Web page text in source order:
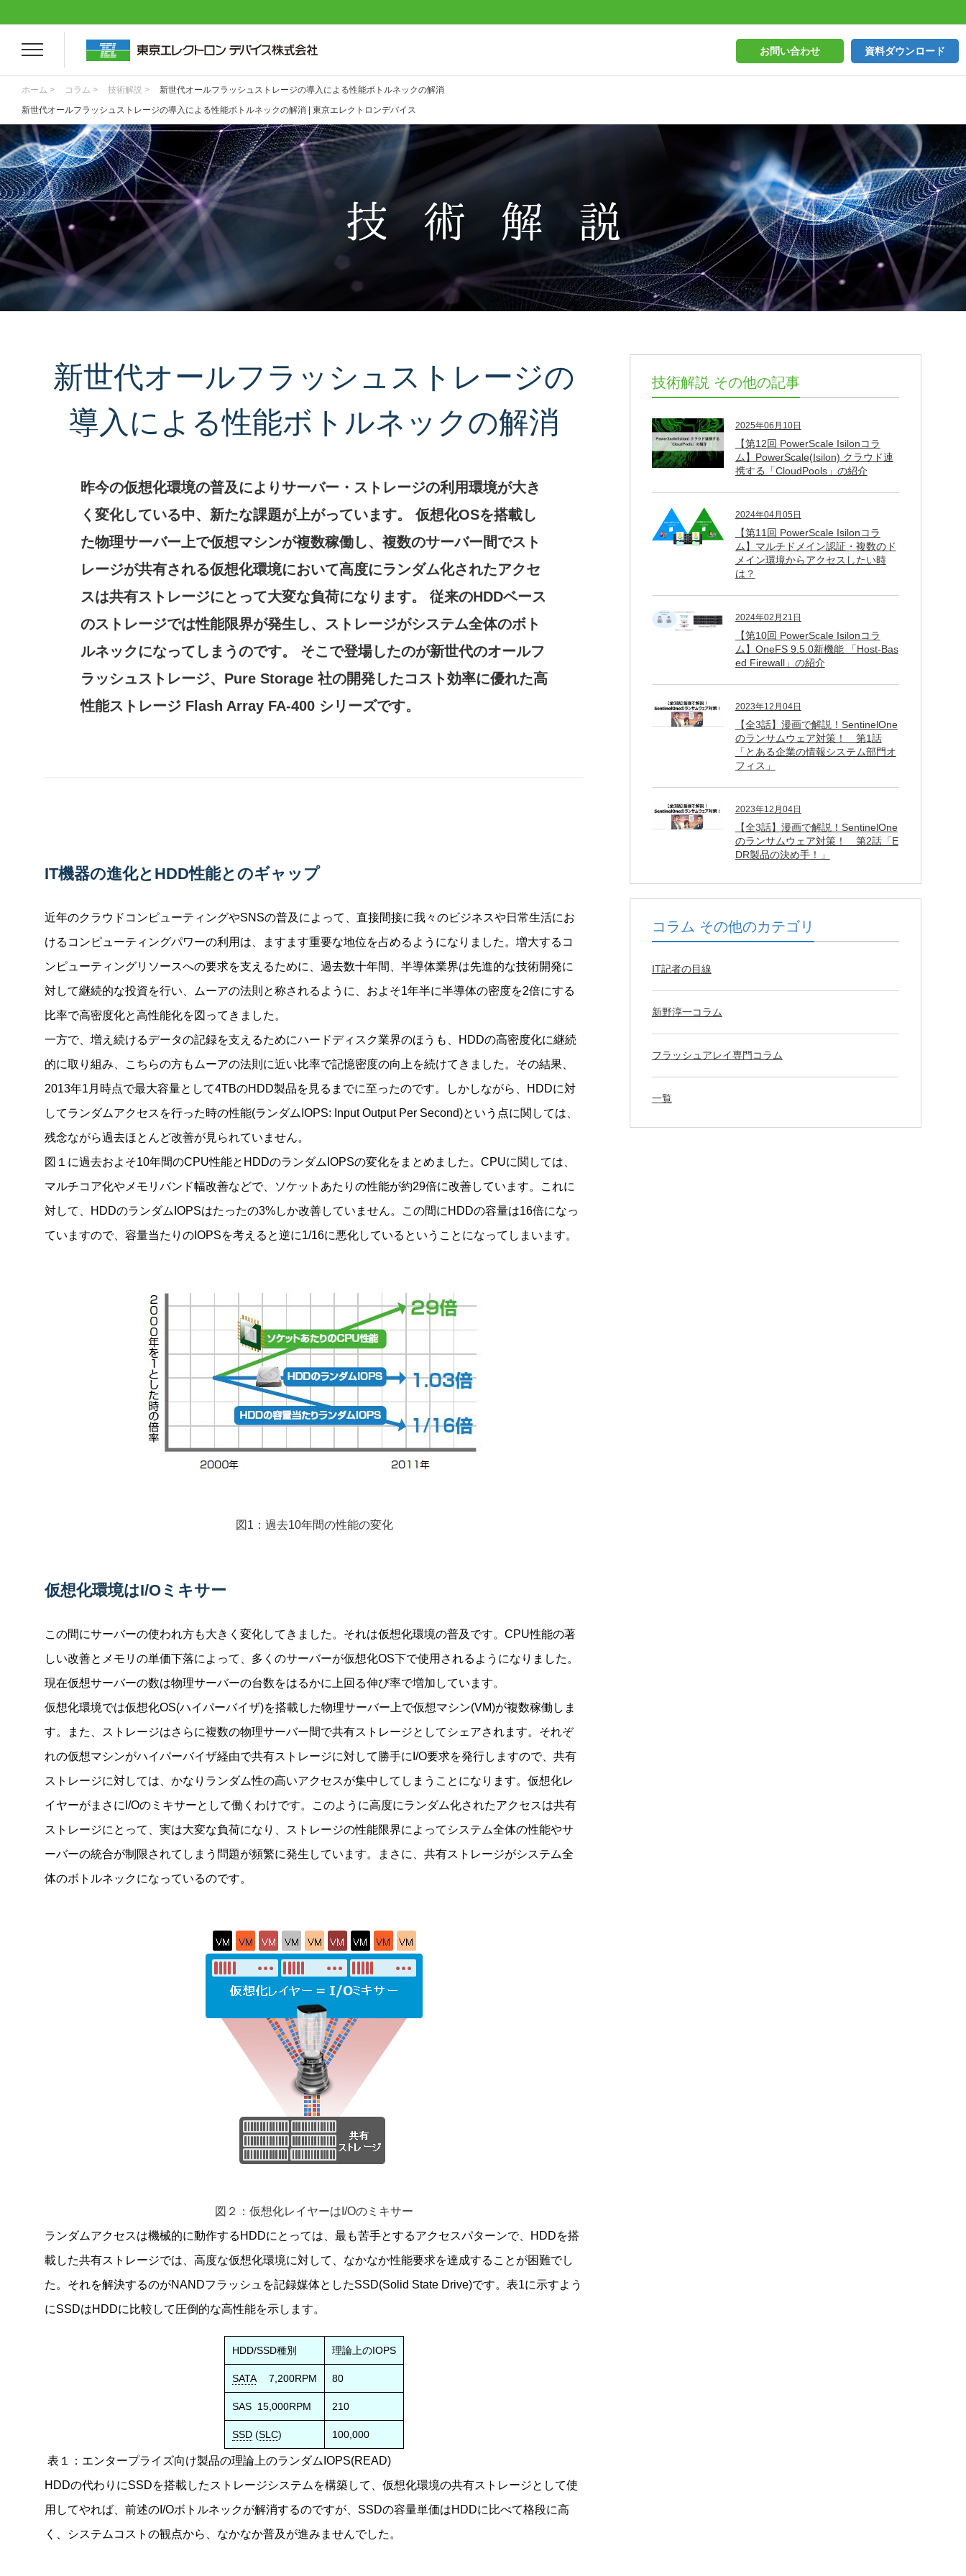
お問い合わせ 資料ダウンロード
ホーム > コラム > 技術解説 >
新世代オールフラッシュストレージの導入による性能ボトルネックの解消
新世代オールフラッシュストレージの導入による性能ボトルネックの解消 | 東京エレクトロンデバイス
新世代オールフラッシュストレージの
導入による性能ボトルネックの解消
昨今の仮想化環境の普及によりサーバー・ストレージの利用環境が大き
く変化している中、新たな課題が上がっています。 仮想化OSを搭載し
た物理サーバー上で仮想マシンが複数稼働し、複数のサーバー間でスト
レージが共有される仮想化環境において高度にランダム化されたアクセ
スは共有ストレージにとって大変な負荷になります。 従来のHDDベース
のストレージでは性能限界が発生し、ストレージがシステム全体のボト
ルネックになってしまうのです。 そこで登場したのが新世代のオールフ
ラッシュストレージ、Pure Storage 社の開発したコスト効率に優れた高
性能ストレージ Flash Array FA-400 シリーズです。
IT機器の進化とHDD性能とのギャップ
近年のクラウドコンピューティングやSNSの普及によって、直接間接に我々のビジネスや日常生活にお
けるコンピューティングパワーの利用は、ますます重要な地位を占めるようになりました。増大するコ
ンピューティングリソースへの要求を支えるために、過去数十年間、半導体業界は先進的な技術開発に
対して継続的な投資を行い、ムーアの法則と称されるように、およそ1年半に半導体の密度を2倍にする
比率で高密度化と高性能化を図ってきました。
一方で、増え続けるデータの記録を支えるためにハードディスク業界のほうも、HDDの高密度化に継続
的に取り組み、こちらの方もムーアの法則に近い比率で記憶密度の向上を続けてきました。その結果、
2013年1月時点で最大容量として4TBのHDD製品を見るまでに至ったのです。しかしながら、HDDに対
してランダムアクセスを行った時の性能(ランダムIOPS: Input Output Per Second)という点に関しては、
残念ながら過去ほとんど改善が見られていません。
図１に過去およそ10年間のCPU性能とHDDのランダムIOPSの変化をまとめました。CPUに関しては、
マルチコア化やメモリバンド幅改善などで、ソケットあたりの性能が約29倍に改善しています。これに
対して、HDDのランダムIOPSはたったの3%しか改善していません。この間にHDDの容量は16倍になっ
ていますので、容量当たりのIOPSを考えると逆に1/16に悪化しているということになってしまいます。
図1：過去10年間の性能の変化
仮想化環境はI/Oミキサー
この間にサーバーの使われ方も大きく変化してきました。それは仮想化環境の普及です。CPU性能の著
しい改善とメモリの単価下落によって、多くのサーバーが仮想化OS下で使用されるようになりました。
現在仮想サーバーの数は物理サーバーの台数をはるかに上回る伸び率で増加しています。
仮想化環境では仮想化OS(ハイパーバイザ)を搭載した物理サーバー上で仮想マシン(VM)が複数稼働しま
す。また、ストレージはさらに複数の物理サーバー間で共有ストレージとしてシェアされます。それぞ
れの仮想マシンがハイパーバイザ経由で共有ストレージに対して勝手にI/O要求を発行しますので、共有
ストレージに対しては、かなりランダム性の高いアクセスが集中してしまうことになります。仮想化レ
イヤーがまさにI/Oのミキサーとして働くわけです。このように高度にランダム化されたアクセスは共有
ストレージにとって、実は大変な負荷になり、ストレージの性能限界によってシステム全体の性能やサ
ーバーの統合が制限されてしまう問題が頻繁に発生しています。まさに、共有ストレージがシステム全
体のボトルネックになっているのです。
図２：仮想化レイヤーはI/Oのミキサー
ランダムアクセスは機械的に動作するHDDにとっては、最も苦手とするアクセスパターンで、HDDを搭
載した共有ストレージでは、高度な仮想化環境に対して、なかなか性能要求を達成することが困難でし
た。それを解決するのがNANDフラッシュを記録媒体としたSSD(Solid State Drive)です。表1に示すよう
にSSDはHDDに比較して圧倒的な高性能を示します。
HDD/SSD種別 理論上のIOPS
SATA7,200RPM 80
SAS 15,000RPM 210
SSD (SLC) 100,000
表１：エンタープライズ向け製品の理論上のランダムIOPS(READ)
HDDの代わりにSSDを搭載したストレージシステムを構築して、仮想化環境の共有ストレージとして使
用してやれば、前述のI/Oボトルネックが解消するのですが、SSDの容量単価はHDDに比べて格段に高
く、システムコストの観点から、なかなか普及が進みませんでした。
技術解説 その他の記事
2025年06月10日
【第12回 PowerScale Isilonコラ
ム】PowerScale(Isilon) クラウド連
携する「CloudPools」の紹介
2024年04月05日
【第11回 PowerScale Isilonコラ
ム】マルチドメイン認証・複数のド
メイン環境からアクセスしたい時
は？
2024年02月21日
【第10回 PowerScale Isilonコラ
ム】OneFS 9.5.0新機能 「Host-Bas
ed Firewall」の紹介
2023年12月04日
【全3話】漫画で解説！SentinelOne
のランサムウェア対策！ 第1話
「とある企業の情報システム部門オ
フィス」
2023年12月04日
【全3話】漫画で解説！SentinelOne
のランサムウェア対策！ 第2話「E
DR製品の決め手！」
コラム その他のカテゴリ
IT記者の目線
新野淳一コラム
フラッシュアレイ専門コラム
一覧